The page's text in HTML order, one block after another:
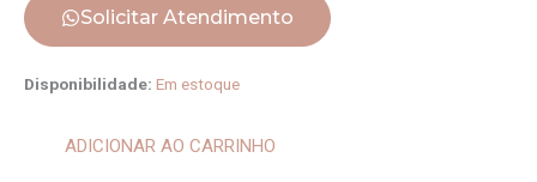
Solicitar Atendimento
Disponibilidade: Em estoque
Colar
ApatitasADICIONAR AO CARRINHO